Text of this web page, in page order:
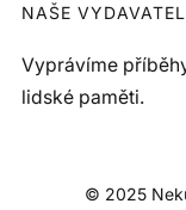
NAŠE
Vyprávíme
lidské paměti.
© 2025